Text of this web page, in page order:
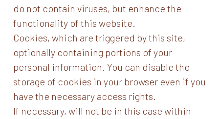
do not contain viruses, but enhance the
functionality of this website.
Cookies, which are triggered by this site,
optionally containing portions of your
personal information. You can disable the
storage of cookies in your browser even if you
have the necessary access rights.
If necessary, will not be in this case within